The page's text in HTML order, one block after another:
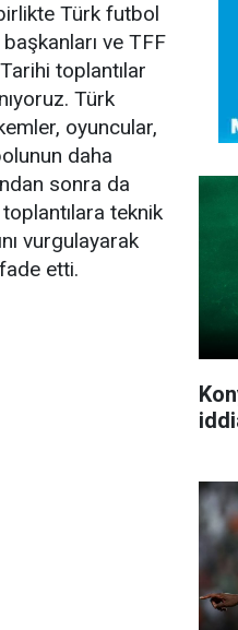
Türk futbol
ve TFF
toplantılar
Türk
oyuncular,
daha
sonra da
teknik
vurgulayarak
etti.